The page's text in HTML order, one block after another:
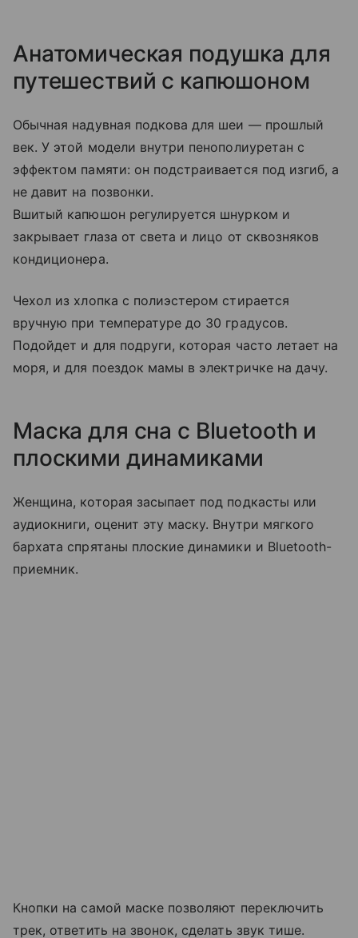
Анатомическая подушка для
путешествий с капюшоном
Обычная надувная подкова для шеи — прошлый
век. У этой модели внутри пенополиуретан с
эффектом памяти: он подстраивается под изгиб, а
не давит на позвонки.
Вшитый капюшон регулируется шнурком и
закрывает глаза от света и лицо от сквозняков
кондиционера.
Чехол из хлопка с полиэстером стирается
вручную при температуре до 30 градусов.
Подойдет и для подруги, которая часто летает на
моря, и для поездок мамы в электричке на дачу.
Маска для сна с Bluetooth и
плоскими динамиками
Женщина, которая засыпает под подкасты или
аудиокниги, оценит эту маску. Внутри мягкого
бархата спрятаны плоские динамики и Bluetooth-
приемник.
Кнопки на самой маске позволяют переключить
трек, ответить на звонок, сделать звук тише.